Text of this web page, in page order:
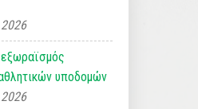
υποδομών